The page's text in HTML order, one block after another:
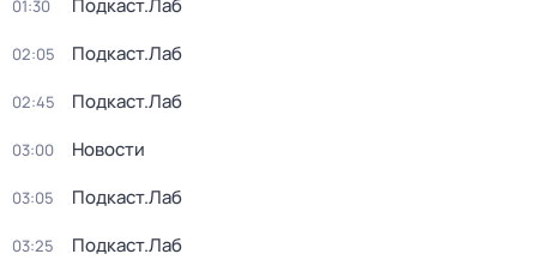
01:30 Подкаст.Лаб
02:05 Подкаст.Лаб
02:45 Подкаст.Лаб
03:00 Новости
03:05 Подкаст.Лаб
03:25 Подкаст.Лаб